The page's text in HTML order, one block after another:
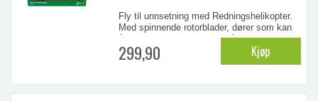
Fly til unnsetning med Redningshelikopter.
Med spinnende rotorblader, dører som kan
åpnes foran og bak og en båre til den
sårede personen, er helikopteret og piloten
klar for farlige utrykninger og henting av
299,90 Kjøp